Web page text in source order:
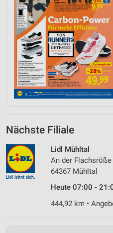
Nächste Filiale
Lidl Mühltal
An der Flachsröße
64367 Mühltal
Heute 07:00 -
444,92 km •